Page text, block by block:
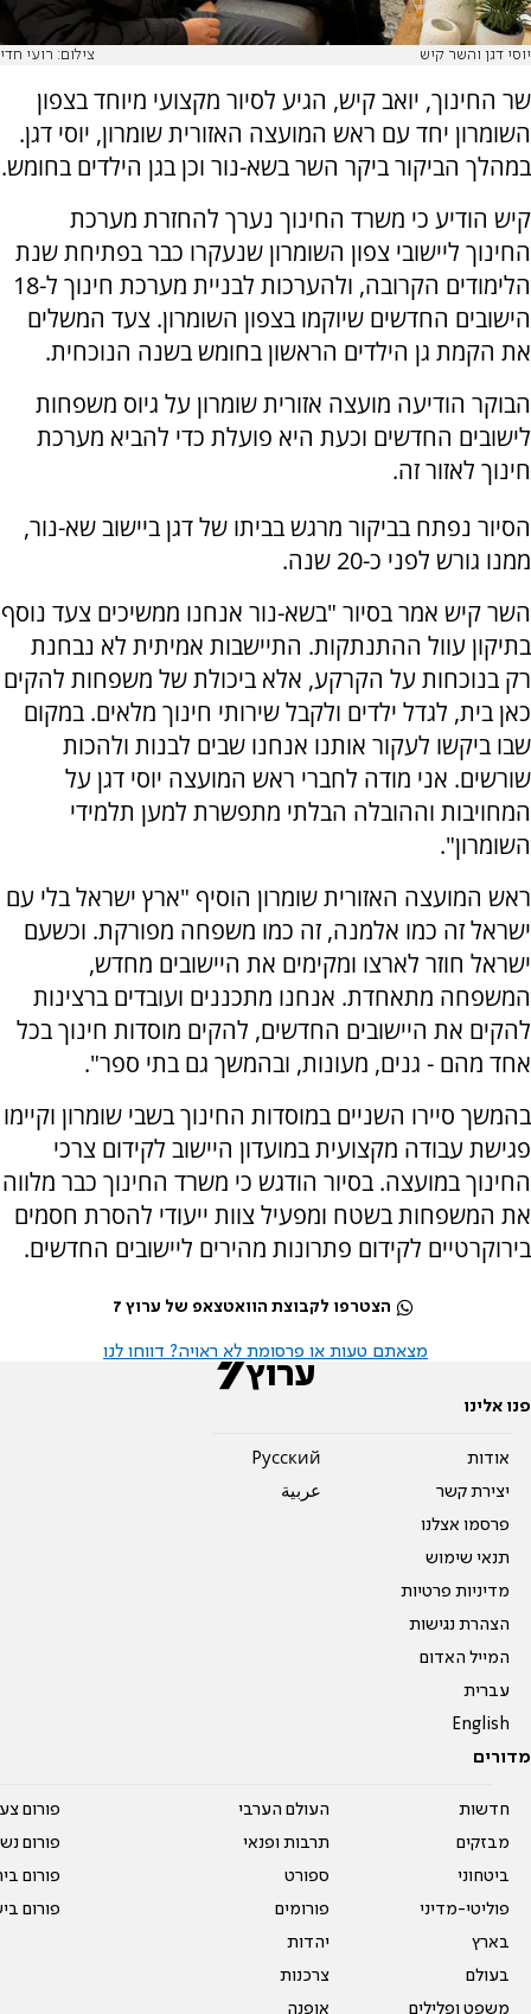
יוסי דגן והשר קיש צילום: רועי חדי
שר החינוך, יואב קיש, הגיע לסיור מקצועי מיוחד בצפון
השומרון יחד עם ראש המועצה האזורית שומרון, יוסי דגן.
במהלך הביקור ביקר השר בשא-נור וכן בגן הילדים בחומש.
קיש הודיע כי משרד החינוך נערך להחזרת מערכת
החינוך ליישובי צפון השומרון שנעקרו כבר בפתיחת שנת
הלימודים הקרובה, ולהערכות לבניית מערכת חינוך ל-18
הישובים החדשים שיוקמו בצפון השומרון. צעד המשלים
את הקמת גן הילדים הראשון בחומש בשנה הנוכחית.
הבוקר הודיעה מועצה אזורית שומרון על גיוס משפחות
לישובים החדשים וכעת היא פועלת כדי להביא מערכת
חינוך לאזור זה.
הסיור נפתח בביקור מרגש בביתו של דגן ביישוב שא-נור,
ממנו גורש לפני כ-20 שנה.
השר קיש אמר בסיור "בשא-נור אנחנו ממשיכים צעד נוסף
בתיקון עוול ההתנתקות. התיישבות אמיתית לא נבחנת
רק בנוכחות על הקרקע, אלא ביכולת של משפחות להקים
כאן בית, לגדל ילדים ולקבל שירותי חינוך מלאים. במקום
שבו ביקשו לעקור אותנו אנחנו שבים לבנות ולהכות
שורשים. אני מודה לחברי ראש המועצה יוסי דגן על
המחויבות וההובלה הבלתי מתפשרת למען תלמידי
השומרון".
ראש המועצה האזורית שומרון הוסיף "ארץ ישראל בלי עם
ישראל זה כמו אלמנה, זה כמו משפחה מפורקת. וכשעם
ישראל חוזר לארצו ומקימים את היישובים מחדש,
המשפחה מתאחדת. אנחנו מתכננים ועובדים ברצינות
להקים את היישובים החדשים, להקים מוסדות חינוך בכל
אחד מהם - גנים, מעונות, ובהמשך גם בתי ספר".
בהמשך סיירו השניים במוסדות החינוך בשבי שומרון וקיימו
פגישת עבודה מקצועית במועדון היישוב לקידום צרכי
החינוך במועצה. בסיור הודגש כי משרד החינוך כבר מלווה
את המשפחות בשטח ומפעיל צוות ייעודי להסרת חסמים
בירוקרטיים לקידום פתרונות מהירים ליישובים החדשים.
הצטרפו לקבוצת הוואטצאפ של ערוץ 7
מצאתם טעות או פרסומת לא ראויה? דווחו לנו
פנו אלינו
אודות
יצירת קשר
פרסמו אצלנו
תנאי שימוש
מדיניות פרטיות
הצהרת נגישות
המייל האדום
עברית
English
Pусский
عربية
מדורים
חדשות
מבזקים
ביטחוני
פוליטי-מדיני
בארץ
בעולם
משפט ופלילים
העולם הערבי
תרבות ופנאי
ספורט
פורומים
יהדות
צרכנות
אופנה
פורום
פורום
פורום
פורום